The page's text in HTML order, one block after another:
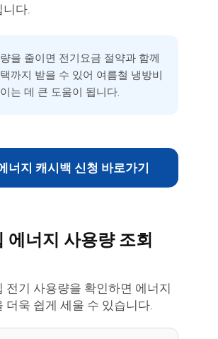
다.
을 줄이면 전기요금 절약과 함께
까지 받을 수 있어 여름철 냉방비
는 데 큰 도움이 됩니다.
너지 캐시백 신청 바로가기
에너지 사용량 조회
전기 사용량을 확인하면 에너지
더욱 쉽게 세울 수 있습니다.